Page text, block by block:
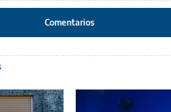
Comentarios